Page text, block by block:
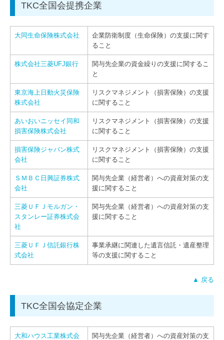
TKC全国会提携企業
大同生命保険株式会社
企業防衛制度（生命保険）の支援に関す
ること
株式会社三菱UFJ銀行
関与先企業の資金繰りの支援に関するこ
と
東京海上日動火災保険
株式会社
リスクマネジメント（損害保険）の支援
に関すること
あいおいニッセイ同和
損害保険株式会社
リスクマネジメント（損害保険）の支援
に関すること
損害保険ジャパン株式
会社
リスクマネジメント（損害保険）の支援
に関すること
ＳＭＢＣ日興証券株式
会社
関与先企業（経営者）への資産対策の支
援に関すること
三菱ＵＦＪモルガン・
スタンレー証券株式会
社
関与先企業（経営者）への資産対策の支
援に関すること
三菱ＵＦＪ信託銀行株
式会社
事業承継に関連した遺言信託・遺産整理
等の支援に関すること
▲ 戻る
TKC全国会協定企業
大和ハウス工業株式会
関与先企業（経営者）への資産対策の支